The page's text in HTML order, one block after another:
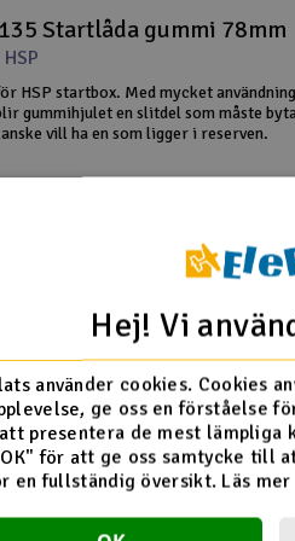
Startlåda gummi 78mm
HSP startbox. Med mycket
gummihjulet en slitdel som måste
vill ha en som ligger i reserven.
och 1: 8 buggy, truggy och på väg
kraftfull elmotor som kan drivas av 2x
12V bilbatteri. Starthjulet är
för att passa din modell.
Spara till favoriter
(3)
Hej! Vi
använder cookies. Cookies
ge oss en förståelse
presentera de mest lämpliga
för att ge oss samtycke till
en fullständig översikt. Läs mer